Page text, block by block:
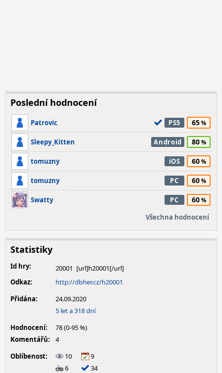
Poslední hodnocení
Patrovic PS5 65
Sleepy_Kitten Android 80
tomuzny iOS 60
tomuzny PC 60
Swatty PC 60
Všechna hodnocení
Statistiky
Id hry:
20001
Odkaz:
http://dbher.cz/h20001
Přidána:
24.09.2020
5 let a 318 dní
Hodnocení:
78 (0-95 %)
Komentářů:
4
Oblíbenost:
10
9
6
34